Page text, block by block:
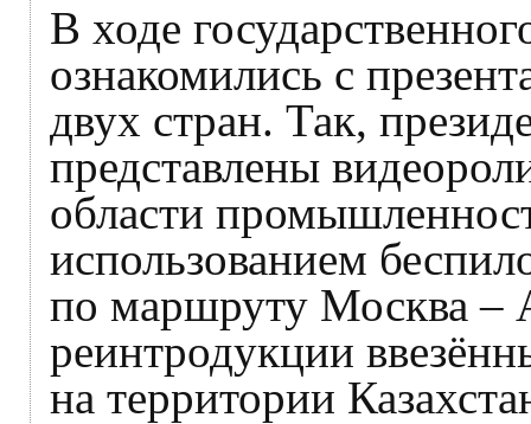
В ходе
ознакомились с
двух стран. Так,
представлены
области
использованием
по маршруту Москва –
реинтродукции
на территории